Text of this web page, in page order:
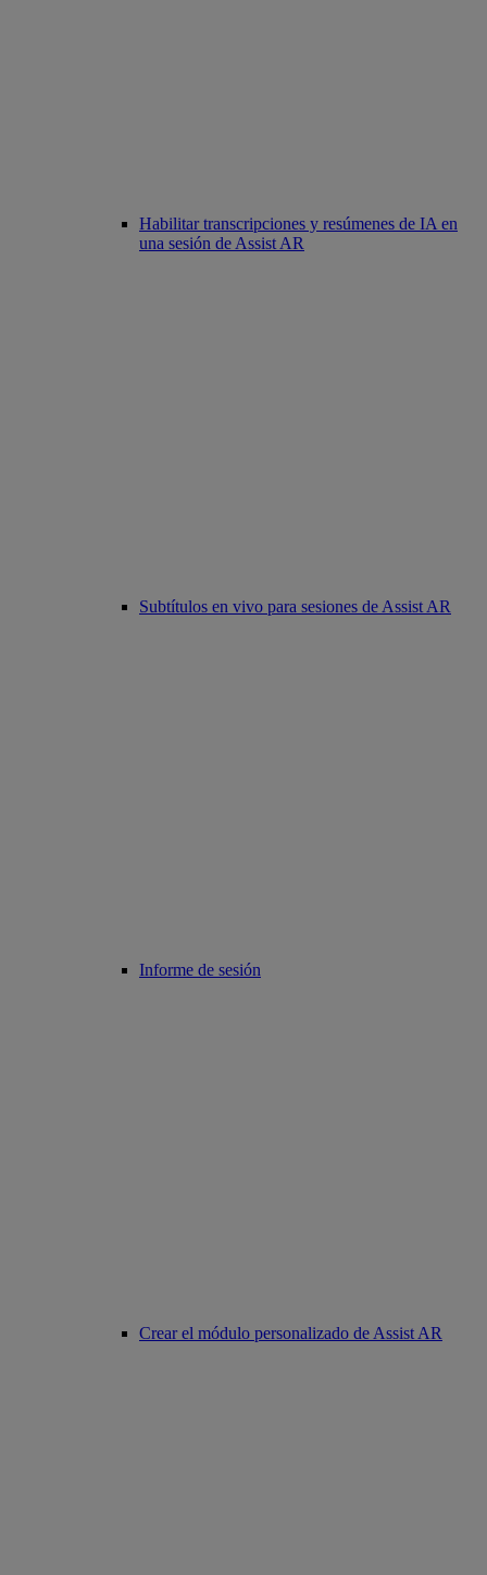
Habilitar transcripciones y resúmenes de IA en
una sesión de Assist AR
Subtítulos en vivo para sesiones de Assist AR
Informe de sesión
Crear el módulo personalizado de Assist AR